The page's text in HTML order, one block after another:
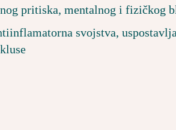
pritiska, mentalnog i fizičkog
svojstva,